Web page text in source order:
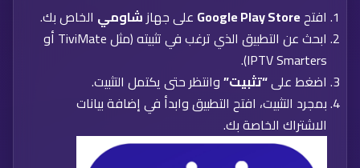
افتحGoogle Play Store على جهازشاومي الخاص بك.
ابحث عن التطبيق الذي ترغب في تثبيته (مثل TiviMate أو
IPTV Smarters).
اضغط على“تثبيت”وانتظر حتى يكتمل التثبيت.
بمجرد التثبيت، افتح التطبيق وابدأ في إضافة بيانات
الاشتراك الخاصة بك.